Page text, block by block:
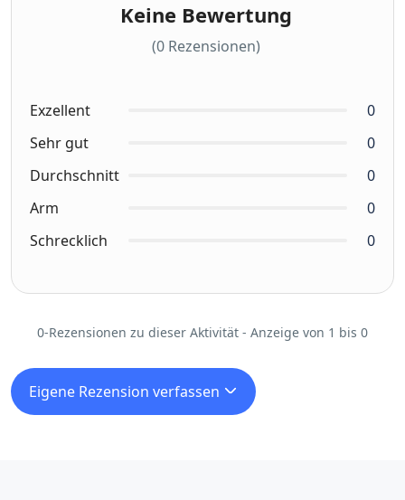
Keine Bewertung
(0 Rezensionen)
Exzellent
0
Sehr gut
0
Durchschnitt
0
Arm
0
Schrecklich
0
0-Rezensionen zu dieser Aktivität - Anzeige von 1 bis 0
Eigene Rezension verfassen